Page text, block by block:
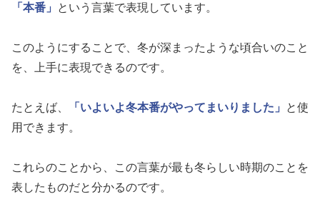
「本番」
という言葉で表現しています。
このようにすることで、冬が深まったような頃合いのこと
を、上手に表現できるのです。
たとえば、 「いよいよ冬本番がやってまいりました」
と使
用できます。
これらのことから、この言葉が最も冬らしい時期のことを
表したものだと分かるのです。